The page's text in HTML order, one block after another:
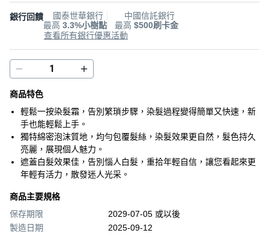
銀行回饋
國泰世華銀行
最高 3.3%小樹點
中國信託銀行
最高 $500刷卡金
查看所有銀行優惠活動
商品特色
輕鬆一按染髮霜，告別繁瑣步驟，染髮過程變得簡單又快速，新
手也能輕鬆上手。
獨特綿密泡沫質地，均勻包覆髮絲，染髮效果更自然，髮色持久
亮麗，展現個人魅力。
遮蓋白髮效果佳，告別惱人白髮，重拾年輕自信，讓您看起來更
年輕有活力，散發迷人光采。
商品主要規格
保存期限
2029-07-05 或以後
製造日期
2025-09-12